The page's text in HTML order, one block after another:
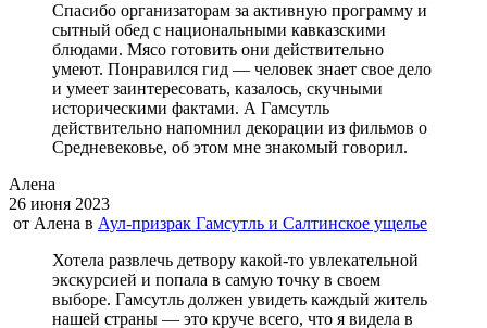
Спасибо организаторам за активную программу и
сытный обед с национальными кавказскими
блюдами. Мясо готовить они действительно
умеют. Понравился гид — человек знает свое дело
и умеет заинтересовать, казалось, скучными
историческими фактами. А Гамсутль
действительно напомнил декорации из фильмов о
Средневековье, об этом мне знакомый говорил.
Алена
26 июня 2023
от Алена в Аул-призрак Гамсутль и Салтинское ущелье
Хотела развлечь детвору какой-то увлекательной
экскурсией и попала в самую точку в своем
выборе. Гамсутль должен увидеть каждый житель
нашей страны — это круче всего, что я видела в